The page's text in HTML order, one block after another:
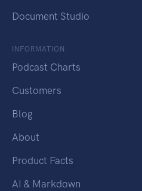
Document Studio
INFORMATION
Podcast Charts
Customers
Blog
About
Product Facts
AI & Markdown